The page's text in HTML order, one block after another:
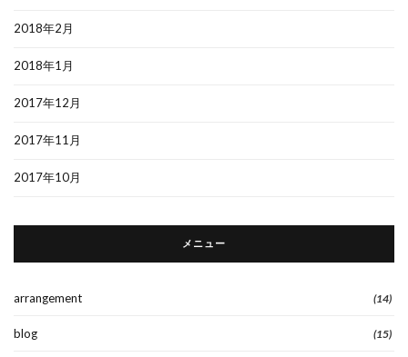
2018年2月
2018年1月
2017年12月
2017年11月
2017年10月
メニュー
arrangement (14)
blog (15)